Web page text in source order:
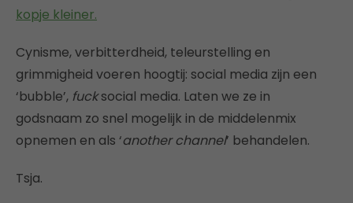
kopje kleiner.
Cynisme, verbitterdheid, teleurstelling en
grimmigheid voeren hoogtij: social media zijn een
‘bubble’, fucksocial media. Laten we ze in
godsnaam zo snel mogelijk in de middelenmix
opnemen en als ‘another channel’ behandelen.
Tsja.